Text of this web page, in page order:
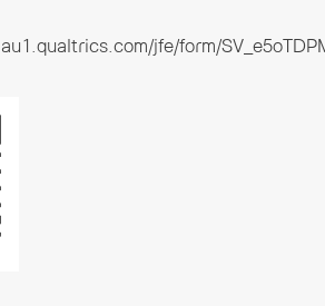
jfe/form/